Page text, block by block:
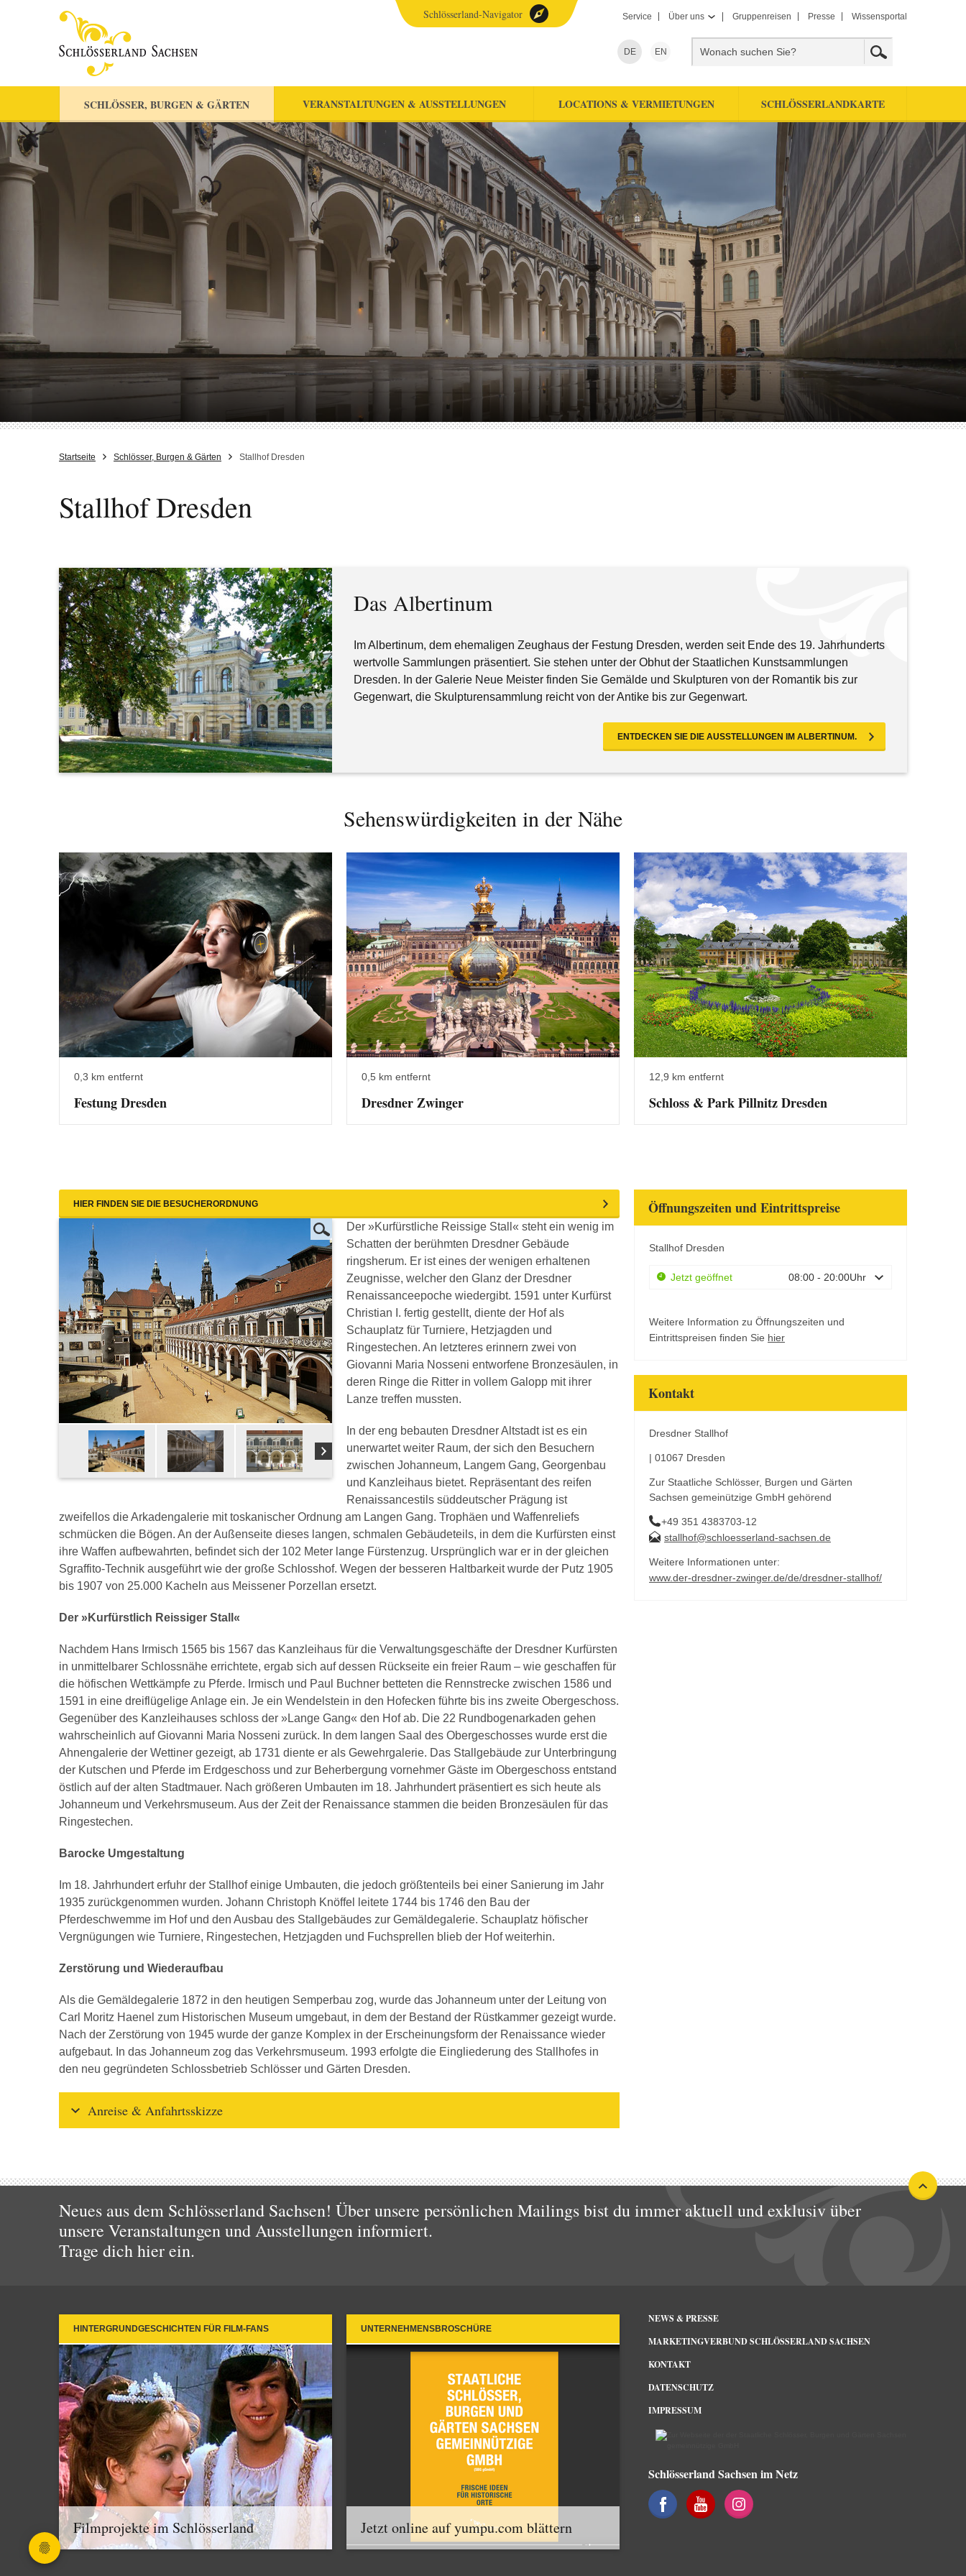
Service Über uns Gruppenreisen Presse Wissensportal
DE EN
SCHLÖSSER, BURGEN & GÄRTEN VERANSTALTUNGEN & AUSSTELLUNGEN LOCATIONS & VERMIETUNGEN SCHLÖSSERLANDKARTE
Schlösserland-Navigator
Startseite Schlösser, Burgen & Gärten Stallhof Dresden
Stallhof Dresden
Das Albertinum
Im Albertinum, dem ehemaligen Zeughaus der Festung Dresden, werden seit Ende des 19. Jahrhunderts
wertvolle Sammlungen präsentiert. Sie stehen unter der Obhut der Staatlichen Kunstsammlungen
Dresden. In der Galerie Neue Meister finden Sie Gemälde und Skulpturen von der Romantik bis zur
Gegenwart, die Skulpturensammlung reicht von der Antike bis zur Gegenwart.
ENTDECKEN SIE DIE AUSSTELLUNGEN IM ALBERTINUM.
Sehenswürdigkeiten in der Nähe
0,3 km entfernt
Festung Dresden
0,5 km entfernt
Dresdner Zwinger
12,9 km entfernt
Schloss & Park Pillnitz Dresden
HIER FINDEN SIE DIE BESUCHERORDNUNG
Der »Kurfürstliche Reissige Stall« steht ein wenig im
Schatten der berühmten Dresdner Gebäude
ringsherum. Er ist eines der wenigen erhaltenen
Zeugnisse, welcher den Glanz der Dresdner
Renaissanceepoche wiedergibt. 1591 unter Kurfürst
Christian I. fertig gestellt, diente der Hof als
Schauplatz für Turniere, Hetzjagden und
Ringestechen. An letzteres erinnern zwei von
Giovanni Maria Nosseni entworfene Bronzesäulen, in
deren Ringe die Ritter in vollem Galopp mit ihrer
Lanze treffen mussten.
In der eng bebauten Dresdner Altstadt ist es ein
unerwartet weiter Raum, der sich den Besuchern
zwischen Johanneum, Langem Gang, Georgenbau
und Kanzleihaus bietet. Repräsentant des reifen
Renaissancestils süddeutscher Prägung ist
zweifellos die Arkadengalerie mit toskanischer Ordnung am Langen Gang. Trophäen und Waffenreliefs
schmücken die Bögen. An der Außenseite dieses langen, schmalen Gebäudeteils, in dem die Kurfürsten einst
ihre Waffen aufbewahrten, befindet sich der 102 Meter lange Fürstenzug. Ursprünglich war er in der gleichen
Sgraffito-Technik ausgeführt wie der große Schlosshof. Wegen der besseren Haltbarkeit wurde der Putz 1905
bis 1907 von 25.000 Kacheln aus Meissener Porzellan ersetzt.
Der »Kurfürstlich Reissiger Stall«
Nachdem Hans Irmisch 1565 bis 1567 das Kanzleihaus für die Verwaltungsgeschäfte der Dresdner Kurfürsten
in unmittelbarer Schlossnähe errichtete, ergab sich auf dessen Rückseite ein freier Raum ‒ wie geschaffen für
die höfischen Wettkämpfe zu Pferde. Irmisch und Paul Buchner betteten die Rennstrecke zwischen 1586 und
1591 in eine dreiflügelige Anlage ein. Je ein Wendelstein in den Hofecken führte bis ins zweite Obergeschoss.
Gegenüber des Kanzleihauses schloss der »Lange Gang« den Hof ab. Die 22 Rundbogenarkaden gehen
wahrscheinlich auf Giovanni Maria Nosseni zurück. In dem langen Saal des Obergeschosses wurde erst die
Ahnengalerie der Wettiner gezeigt, ab 1731 diente er als Gewehrgalerie. Das Stallgebäude zur Unterbringung
der Kutschen und Pferde im Erdgeschoss und zur Beherbergung vornehmer Gäste im Obergeschoss entstand
östlich auf der alten Stadtmauer. Nach größeren Umbauten im 18. Jahrhundert präsentiert es sich heute als
Johanneum und Verkehrsmuseum. Aus der Zeit der Renaissance stammen die beiden Bronzesäulen für das
Ringestechen.
Barocke Umgestaltung
Im 18. Jahrhundert erfuhr der Stallhof einige Umbauten, die jedoch größtenteils bei einer Sanierung im Jahr
1935 zurückgenommen wurden. Johann Christoph Knöffel leitete 1744 bis 1746 den Bau der
Pferdeschwemme im Hof und den Ausbau des Stallgebäudes zur Gemäldegalerie. Schauplatz höfischer
Vergnügungen wie Turniere, Ringestechen, Hetzjagden und Fuchsprellen blieb der Hof weiterhin.
Zerstörung und Wiederaufbau
Als die Gemäldegalerie 1872 in den heutigen Semperbau zog, wurde das Johanneum unter der Leitung von
Carl Moritz Haenel zum Historischen Museum umgebaut, in dem der Bestand der Rüstkammer gezeigt wurde.
Nach der Zerstörung von 1945 wurde der ganze Komplex in der Erscheinungsform der Renaissance wieder
aufgebaut. In das Johanneum zog das Verkehrsmuseum. 1993 erfolgte die Eingliederung des Stallhofes in
den neu gegründeten Schlossbetrieb Schlösser und Gärten Dresden.
Anreise & Anfahrtsskizze
Öffnungszeiten und Eintrittspreise
Stallhof Dresden
Jetzt geöffnet 08:00 - 20:00Uhr
Weitere Information zu Öffnungszeiten und
Eintrittspreisen finden Sie hier
Kontakt
Dresdner Stallhof
| 01067 Dresden
Zur Staatliche Schlösser, Burgen und Gärten
Sachsen gemeinützige GmbH gehörend
+49 351 4383703-12
stallhof@schloesserland-sachsen.de
Weitere Informationen unter:
www.der-dresdner-zwinger.de/de/dresdner-stallhof/
Neues aus dem Schlösserland Sachsen! Über unsere persönlichen Mailings bist du immer aktuell und exklusiv über
unsere Veranstaltungen und Ausstellungen informiert.
Trage dich hier ein.
HINTERGRUNDGESCHICHTEN FÜR FILM-FANS
Filmprojekte im Schlösserland
UNTERNEHMENSBROSCHÜRE
Jetzt online auf yumpu.com blättern
NEWS & PRESSE
MARKETINGVERBUND SCHLÖSSERLAND SACHSEN
KONTAKT
DATENSCHUTZ
IMPRESSUM
Schlösserland Sachsen im Netz